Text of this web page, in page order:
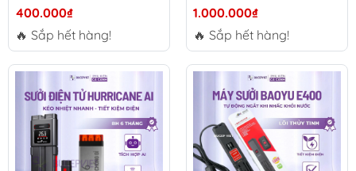
400.000₫
🔥 Sắp hết hàng!
1.000.000₫
🔥 Sắp hết hàng!